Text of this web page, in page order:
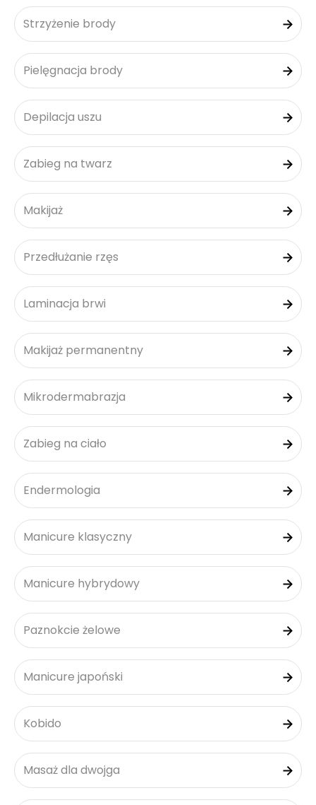
Strzyżenie brody
Pielęgnacja brody
Depilacja uszu
Zabieg na twarz
Makijaż
Przedłużanie rzęs
Laminacja brwi
Makijaż permanentny
Mikrodermabrazja
Zabieg na ciało
Endermologia
Manicure klasyczny
Manicure hybrydowy
Paznokcie żelowe
Manicure japoński
Kobido
Masaż dla dwojga